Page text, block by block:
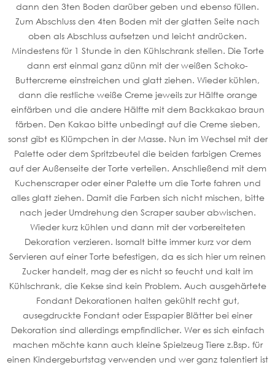
dann den 3ten Boden darüber geben und ebenso füllen.
Zum Abschluss den 4ten Boden mit der glatten Seite nach
oben als Abschluss aufsetzen und leicht andrücken.
Mindestens für 1 Stunde in den Kühlschrank stellen. Die Torte
dann erst einmal ganz dünn mit der weißen Schoko-
Buttercreme einstreichen und glatt ziehen. Wieder kühlen,
dann die restliche weiße Creme jeweils zur Hälfte orange
einfärben und die andere Hälfte mit dem Backkakao braun
färben. Den Kakao bitte unbedingt auf die Creme sieben,
sonst gibt es Klümpchen in der Masse. Nun im Wechsel mit der
Palette oder dem Spritzbeutel die beiden farbigen Cremes
auf der Außenseite der Torte verteilen. Anschließend mit dem
Kuchenscraper oder einer Palette um die Torte fahren und
alles glatt ziehen. Damit die Farben sich nicht mischen, bitte
nach jeder Umdrehung den Scraper sauber abwischen.
Wieder kurz kühlen und dann mit der vorbereiteten
Dekoration verzieren. Isomalt bitte immer kurz vor dem
Servieren auf einer Torte befestigen, da es sich hier um reinen
Zucker handelt, mag der es nicht so feucht und kalt im
Kühlschrank, die Kekse sind kein Problem. Auch ausgehärtete
Fondant Dekorationen halten gekühlt recht gut,
ausegdruckte Fondant oder Esspapier Blätter bei einer
Dekoration sind allerdings empfindlicher. Wer es sich einfach
machen möchte kann auch kleine Spielzeug Tiere z.Bsp. für
einen Kindergeburtstag verwenden und wer ganz talentiert ist